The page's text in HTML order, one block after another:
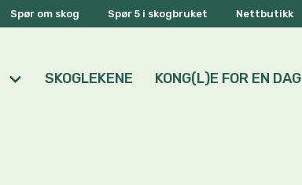
Spør om skog Spør 5 i skogbruket Nettbutikk
SKOGLEKENE KONG(L)E FOR EN DAG